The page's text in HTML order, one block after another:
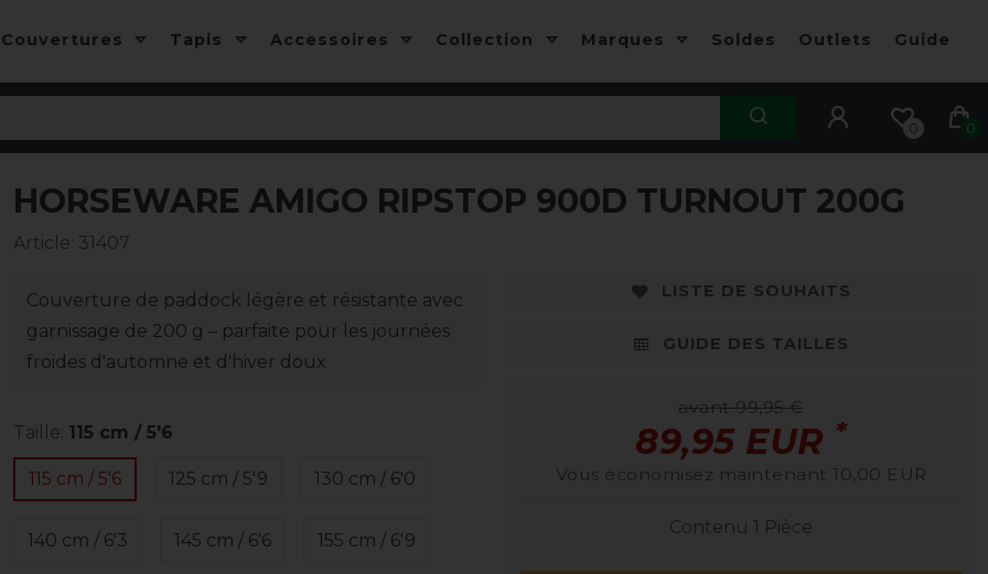
Couvertures Tapis Accessoires Collection Marques Soldes Outlets Guide
0 0
HORSEWARE AMIGO RIPSTOP 900D TURNOUT 200G
Article: 31407
Couverture de paddock légère et résistante avec
garnissage de 200 g – parfaite pour les journées
froides d'automne et d'hiver doux
Taille: 115 cm / 5'6
115 cm / 5'6 125 cm / 5'9 130 cm / 6'0
140 cm / 6'3 145 cm / 6'6 155 cm / 6'9
LISTE DE SOUHAITS
GUIDE DES TAILLES
avant 99,95 €
89,95 EUR *
Vous économisez maintenant 10,00 EUR
Contenu 1 Pièce